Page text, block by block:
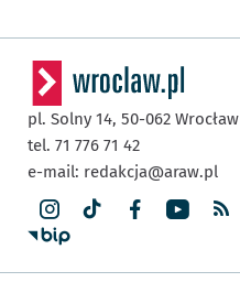
pl. Solny 14, 50-062 Wrocław
tel. 71 776 71 42
e-mail: redakcja@araw.pl